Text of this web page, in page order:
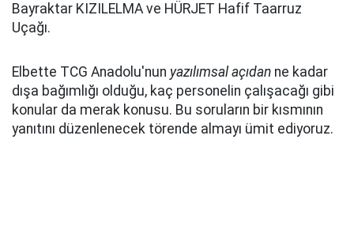
Bayraktar KIZILELMA ve HÜRJET Hafif Taarruz
Uçağı.
Elbette TCG Anadolu'nun yazılımsal açıdan ne kadar
dışa bağımlığı olduğu, kaç personelin çalışacağı gibi
konular da merak konusu. Bu soruların bir kısmının
yanıtını düzenlenecek törende almayı ümit ediyoruz.